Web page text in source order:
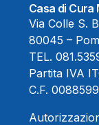
Casa di Cura
Via Colle S.
80045 –
TEL.
Partita IVA
C.F.